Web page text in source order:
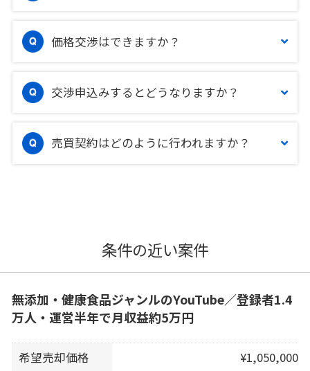
価格交渉はできますか？
交渉申込みするとどうなりますか？
売買契約はどのように行われますか？
条件の近い案件
無添加・健康食品ジャンルのYouTube／登録者1.4
万人・運営半年で月収益約5万円
希望売却価格 ¥1,050,000